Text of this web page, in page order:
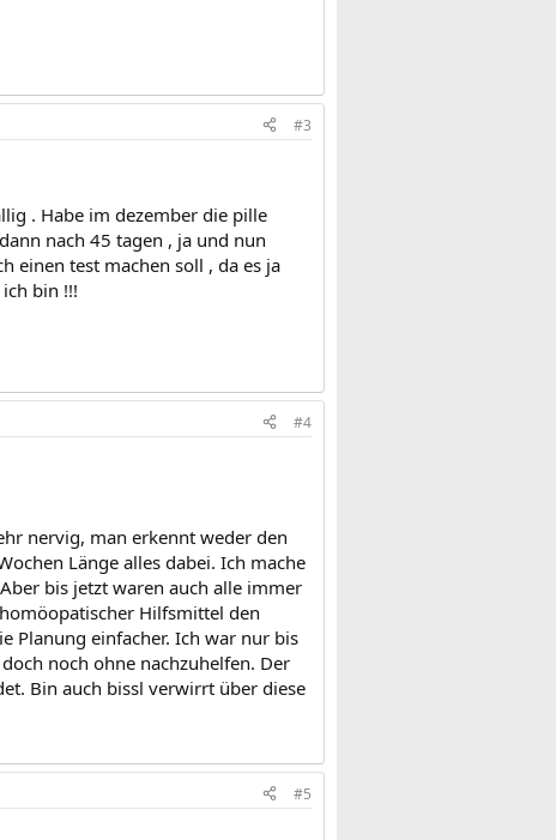
#3
. Habe im dezember die pille
nach 45 tagen , ja und nun
einen test machen soll , da es ja
bin !!!
#4
nervig, man erkennt weder den
Länge alles dabei. Ich mache
bis jetzt waren auch alle immer
Hilfsmittel den
Planung einfacher. Ich war nur bis
noch ohne nachzuhelfen. Der
Bin auch bissl verwirrt über diese
#5